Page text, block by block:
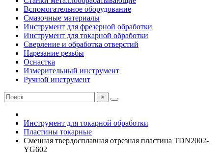
Вспомогательное оборудование
Смазочные материалы
Инструмент для фрезерной обработки
Инструмент для токарной обработки
Сверление и обработка отверстий
Нарезание резьбы
Оснастка
Измерительный инструмент
Ручной инструмент
×
Инструмент для токарной обработки
Пластины токарные
Сменная твердосплавная отрезная пластина TDN2002-
YG602